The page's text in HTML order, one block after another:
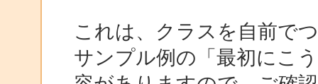
これは、クラスを自前で
サンプル例の「最初にこ